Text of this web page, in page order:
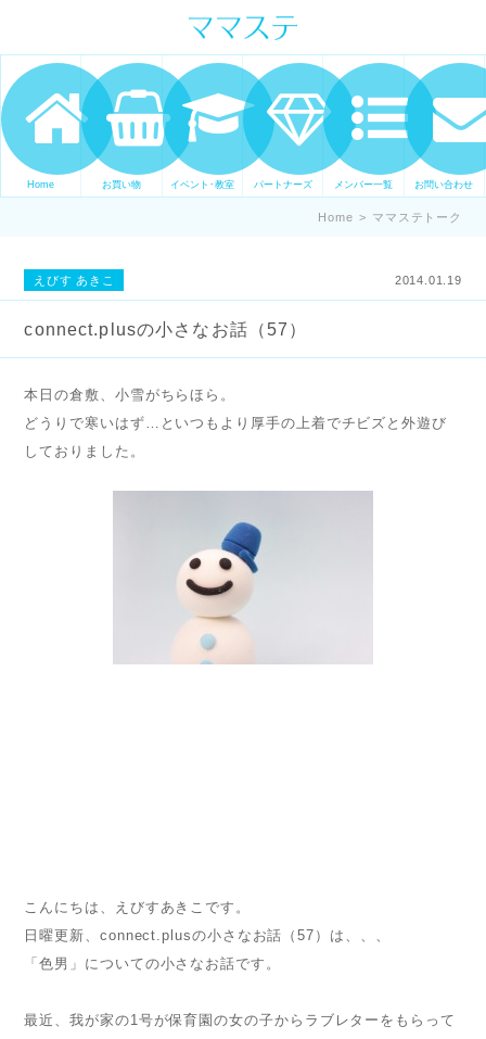
ママの才能発信します。 手づくり
表現ステージ ママステ スキル・セ
ンスを表現したいママが集まって
ます。
Home お買い物 イベント･教室 パートナーズ メンバー一覧 お問い合わせ
Home > ママステトーク
えびす あきこ 2014.01.19
connect.plusの小さなお話（57）
本日の倉敷、小雪がちらほら。
どうりで寒いはず…といつもより厚手の上着でチビズと外遊び
しておりました。
こんにちは、えびすあきこです。
日曜更新、connect.plusの小さなお話（57）は、、、
「色男」についての小さなお話です。
最近、我が家の1号が保育園の女の子からラブレターをもらって